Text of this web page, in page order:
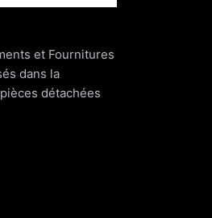
et Fournitures
dans la
détachées